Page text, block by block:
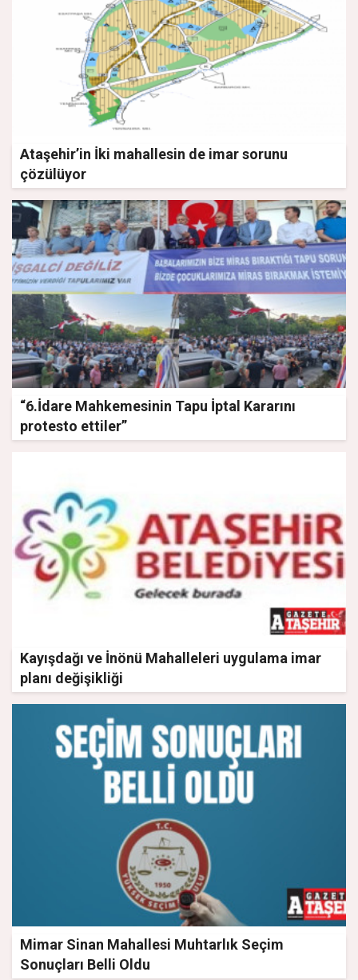
Ataşehir’in İki mahallesin de imar sorunu
çözülüyor
“6.İdare Mahkemesinin Tapu İptal Kararını
protesto ettiler”
Kayışdağı ve İnönü Mahalleleri uygulama imar
planı değişikliği
Mimar Sinan Mahallesi Muhtarlık Seçim
Sonuçları Belli Oldu